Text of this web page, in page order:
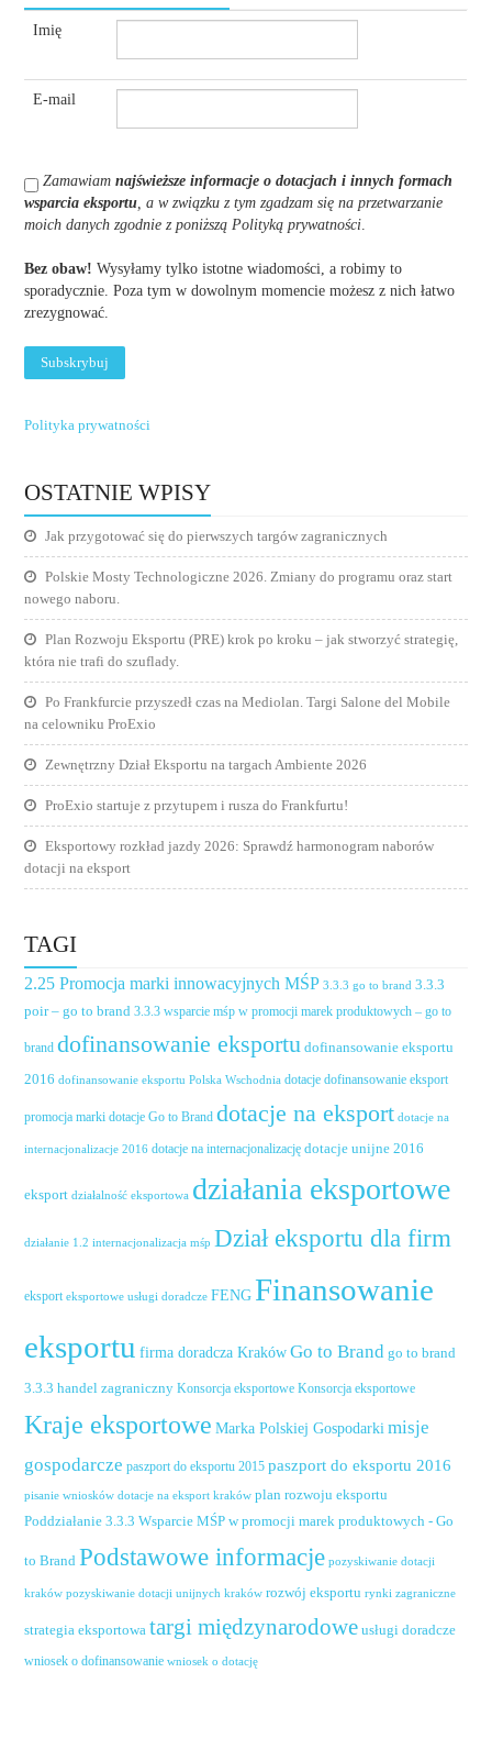
Imię
E-mail
Zamawiamnajświeższe informacje o dotacjach i innych formach
wsparcia eksportu, a w związku z tym zgadzam się na przetwarzanie
moich danych zgodnie z poniższą Polityką prywatności.
Bez obaw! Wysyłamy tylko istotne wiadomości, a robimy to
sporadycznie. Poza tym w dowolnym momencie możesz z nich łatwo
zrezygnować.
Polityka prywatności
OSTATNIE WPISY
Jak przygotować się do pierwszych targów zagranicznych
Polskie Mosty Technologiczne 2026. Zmiany do programu oraz start
nowego naboru.
Plan Rozwoju Eksportu (PRE) krok po kroku – jak stworzyć strategię,
która nie trafi do szuflady.
Po Frankfurcie przyszedł czas na Mediolan. Targi Salone del Mobile
na celowniku ProExio
Zewnętrzny Dział Eksportu na targach Ambiente 2026
ProExio startuje z przytupem i rusza do Frankfurtu!
Eksportowy rozkład jazdy 2026: Sprawdź harmonogram naborów
dotacji na eksport
TAGI
2.25 Promocja marki innowacyjnych MŚP 3.3.3 go to brand 3.3.3
poir – go to brand 3.3.3 wsparcie mśp w promocji marek produktowych – go to
brand dofinansowanie eksportu dofinansowanie eksportu
2016 dofinansowanie eksportu Polska Wschodnia dotacje dofinansowanie eksport
promocja marki dotacje Go to Brand dotacje na eksport dotacje na
internacjonalizacje 2016 dotacje na internacjonalizację dotacje unijne 2016
eksport działalność eksportowa działania eksportowe
działanie 1.2 internacjonalizacja mśp Dział eksportu dla firm
eksport eksportowe usługi doradcze FENG Finansowanie
eksportu firma doradcza Kraków Go to Brand go to brand
3.3.3 handel zagraniczny Konsorcja eksportowe Konsorcja eksportowe
Kraje eksportowe Marka Polskiej Gospodarki misje
gospodarcze paszport do eksportu 2015 paszport do eksportu 2016
pisanie wniosków dotacje na eksport kraków plan rozwoju eksportu
Poddziałanie 3.3.3 Wsparcie MŚP w promocji marek produktowych - Go
to Brand Podstawowe informacje pozyskiwanie dotacji
kraków pozyskiwanie dotacji unijnych kraków rozwój eksportu rynki zagraniczne
strategia eksportowa targi międzynarodowe usługi doradcze
wniosek o dofinansowanie wniosek o dotację